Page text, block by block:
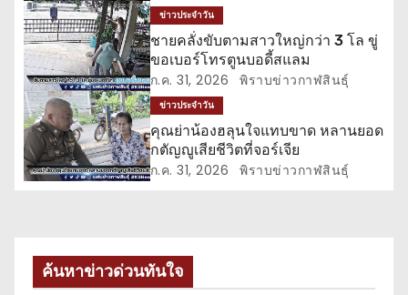
เ
รื่
อ
ง
ข่าวประจำวัน
ชายคลั่งขับตามสาวใหญ่กว่า 3 โล ขู่
ขอเบอร์โทรตูนบอดี้สแลม
ก.ค. 31, 2026 พิราบข่าวกาฬสินธุ์
ข่าวประจำวัน
คุณย่าน้องฮลุนใจแทบขาด หลานยอด
กตัญญูเสียชีวิตที่จอร์เจีย
ก.ค. 31, 2026 พิราบข่าวกาฬสินธุ์
ค้นหาข่าวด่วนทันใจ